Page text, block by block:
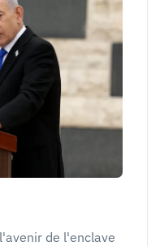
de l'enclave